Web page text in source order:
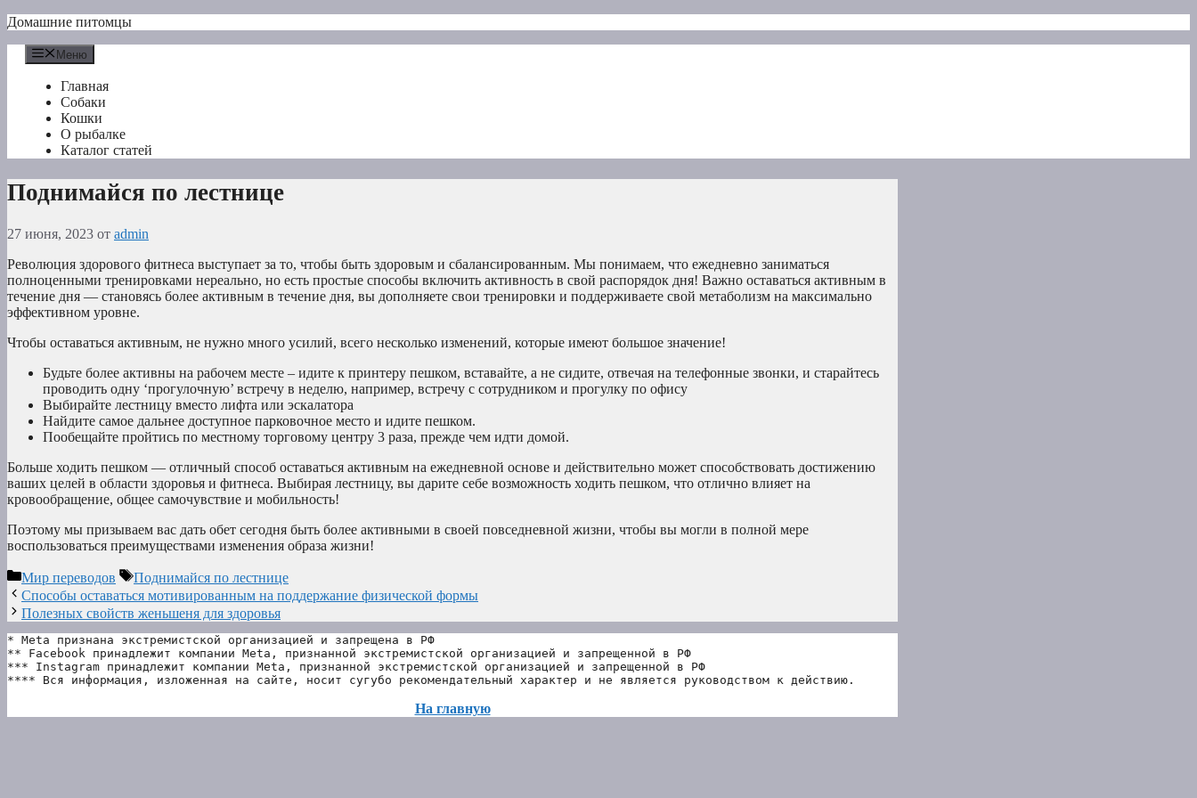
Перейти
содержимому
Домашние питомцы
Меню
Главная
Собаки
Кошки
О рыбалке
Каталог статей
Поднимайся по лестнице
27 июня, 2023 от admin
Революция здорового фитнеса выступает за то, чтобы быть здоровым и сбалансированным. Мы понимаем, что ежедневно заниматься
полноценными тренировками нереально, но есть простые способы включить активность в свой распорядок дня! Важно оставаться активным в
течение дня — становясь более активным в течение дня, вы дополняете свои тренировки и поддерживаете свой метаболизм на максимально
эффективном уровне.
Чтобы оставаться активным, не нужно много усилий, всего несколько изменений, которые имеют большое значение!
Будьте более активны на рабочем месте – идите к принтеру пешком, вставайте, а не сидите, отвечая на телефонные звонки, и старайтесь
проводить одну ‘прогулочную’ встречу в неделю, например, встречу с сотрудником и прогулку по офису
Выбирайте лестницу вместо лифта или эскалатора
Найдите самое дальнее доступное парковочное место и идите пешком.
Пообещайте пройтись по местному торговому центру 3 раза, прежде чем идти домой.
Больше ходить пешком — отличный способ оставаться активным на ежедневной основе и действительно может способствовать достижению
ваших целей в области здоровья и фитнеса. Выбирая лестницу, вы дарите себе возможность ходить пешком, что отлично влияет на
кровообращение, общее самочувствие и мобильность!
Поэтому мы призываем вас дать обет сегодня быть более активными в своей повседневной жизни, чтобы вы могли в полной мере
воспользоваться преимуществами изменения образа жизни!
Рубрики
Мир переводов Метки
Поднимайся по лестнице
Способы оставаться мотивированным на поддержание физической формы
Полезных свойств женьшеня для здоровья
* Meta признана экстремистской организацией и запрещена в РФ
** Facebook принадлежит компании Meta, признанной экстремистской организацией и запрещенной в РФ
*** Instagram принадлежит компании Meta, признанной экстремистской организацией и запрещенной в РФ
**** Вся информация, изложенная на сайте, носит сугубо рекомендательный характер и не является руководством к действию.
На главную